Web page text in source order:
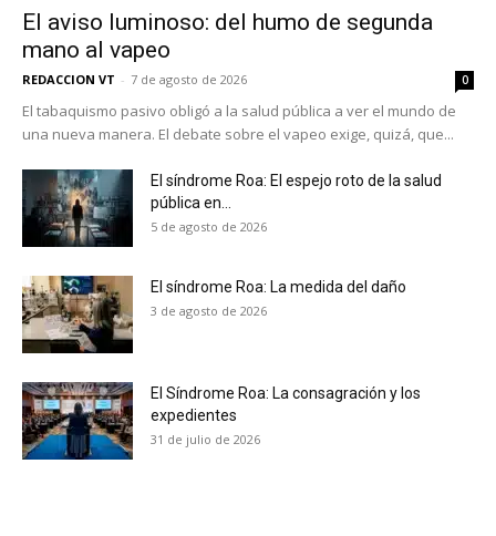
Suscríbete a nuestro boletín diario y
recibe todas las noticias del vapeo y la
reducción de daños en tu correo
electrónico.
receive all the news of vaping and
tobacco harm reduction in your email.
El aviso luminoso: del humo de segunda
mano al vapeo
REDACCION VT - 7 de agosto de 2026 0
El tabaquismo pasivo obligó a la salud pública a ver el mundo de
una nueva manera. El debate sobre el vapeo exige, quizá, que...
El síndrome Roa: El espejo roto de la salud
pública en...
5 de agosto de 2026
El síndrome Roa: La medida del daño
3 de agosto de 2026
El Síndrome Roa: La consagración y los
expedientes
31 de julio de 2026